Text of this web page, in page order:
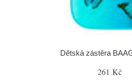
Dětská zástěra
261 Kč